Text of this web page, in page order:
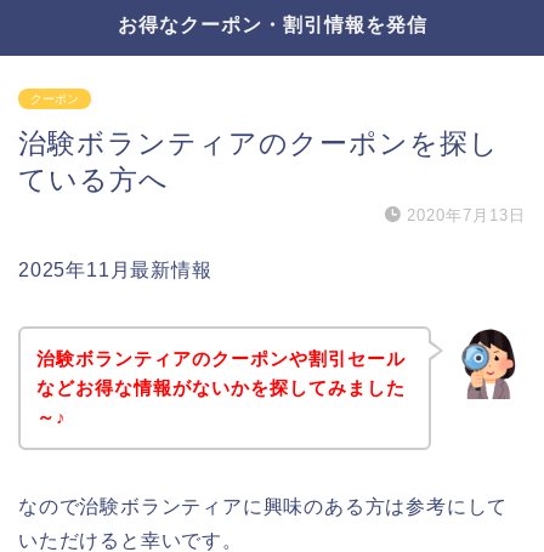
お得なクーポン・割引情報を発信
クーポン
治験ボランティアのクーポンを探し
ている方へ
2020年7月13日
2025年11月最新情報
治験ボランティアのクーポンや割引セール
などお得な情報がないかを探してみました
～♪
なので治験ボランティアに興味のある方は参考にして
いただけると幸いです。